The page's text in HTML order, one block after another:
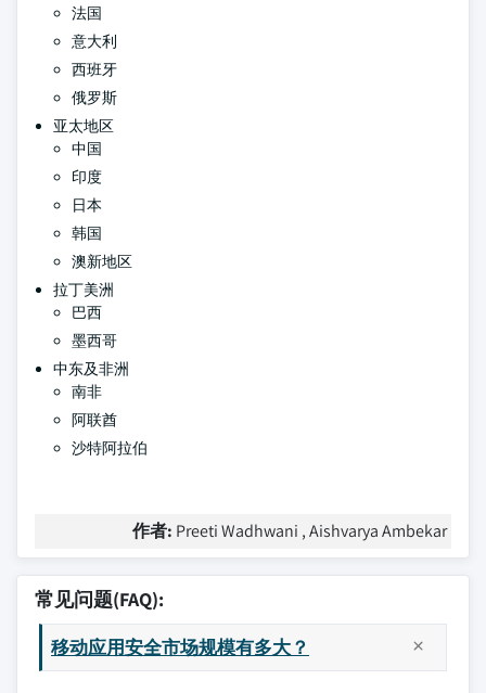
法国
意大利
西班牙
俄罗斯
亚太地区
中国
印度
日本
韩国
澳新地区
拉丁美洲
巴西
墨西哥
中东及非洲
南非
阿联酋
沙特阿拉伯
作者: Preeti Wadhwani , Aishvarya Ambekar
常见问题(FAQ):
移动应用安全市场规模有多大？